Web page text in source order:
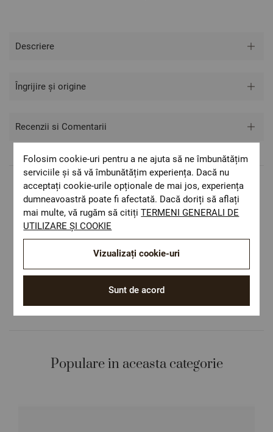
Descriere
Îngrijire și origine
Recenzii si Comentarii
Livrare rapida
Costul de livrare este 19.60 lei pe teritoriul
României.
ОЕКО-ТЕX STANDARD 100
Materiale textile care sunt sigure pentru
sănătatea dumneavoastră.
Design autentic
Culori și imprimeuri pentru orice stil și
preferință.
Populare in aceasta categorie
Folosim cookie-uri pentru a ne ajuta să ne îmbunătățim
serviciile și să vă îmbunătățim experiența. Dacă nu
acceptați cookie-urile opționale de mai jos, experiența
dumneavoastră poate fi afectată. Dacă doriți să aflați
mai multe, vă rugăm să citițiTERMENI GENERALI DE
UTILIZARE ȘI COOKIE
Sunt de acord
Vizualizați cookie-uri